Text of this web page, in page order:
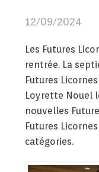
12/09/2024
Les Futures
rentrée. La
Futures
Loyrette Nouel
nouvelles
Futures
catégories.